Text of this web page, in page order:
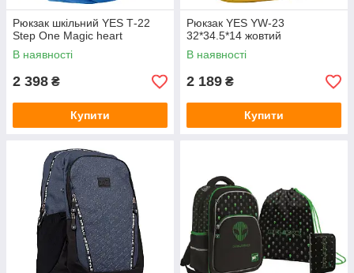
Рюкзак шкільний YES Т-22
Step One Magic heart
В наявності
2 398 ₴
Купити
Рюкзак YES YW-23
32*34.5*14 жовтий
В наявності
2 189 ₴
Купити